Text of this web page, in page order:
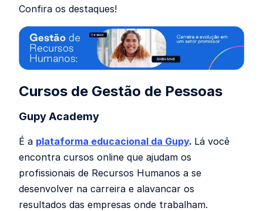
Confira os destaques!
Cursos de Gestão de Pessoas
Gupy Academy
É a plataforma educacional da Gupy. Lá você
encontra cursos online que ajudam os
profissionais de Recursos Humanos a se
desenvolver na carreira e alavancar os
resultados das empresas onde trabalham.